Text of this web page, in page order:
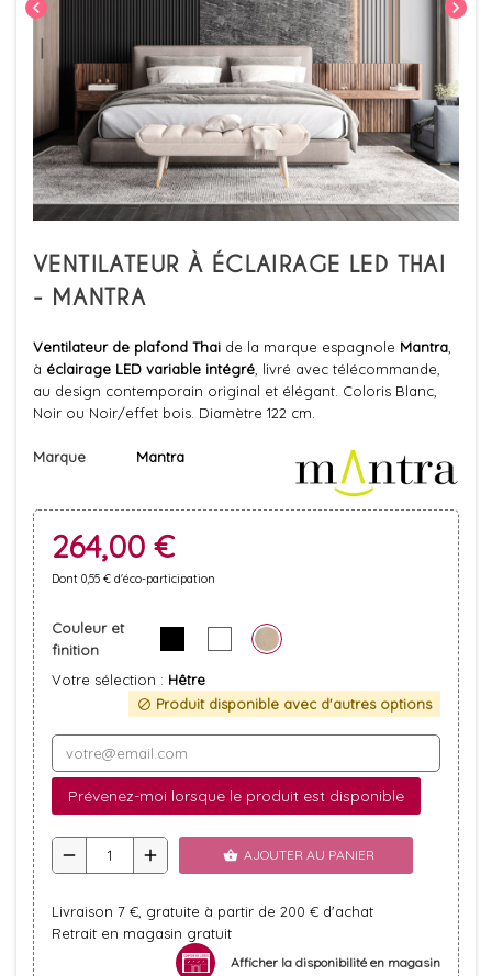
chevron_left chevron_right
VENTILATEUR À ÉCLAIRAGE LED THAI
- MANTRA
Ventilateur de plafond Thai de la marque espagnole Mantra
à éclairage LED variable intégré , livré avec télécommande,
au design contemporain original et élégant. Coloris Blanc,
Noir ou Noir/effet bois. Diamètre 122 cm.
Marque Mantra
264,00 €
Dont 0,55 € d'éco-participation
Couleur et
finition
Votre sélection : Hêtre
block Produit disponible avec d'autres options
Prévenez-moi lorsque le produit est disponible
remove add shopping_basket AJOUTER AU PANIER
Livraison 7 €, gratuite à partir de 200 € d'achat
Retrait en magasin gratuit
Afficher la disponibilité en magasin